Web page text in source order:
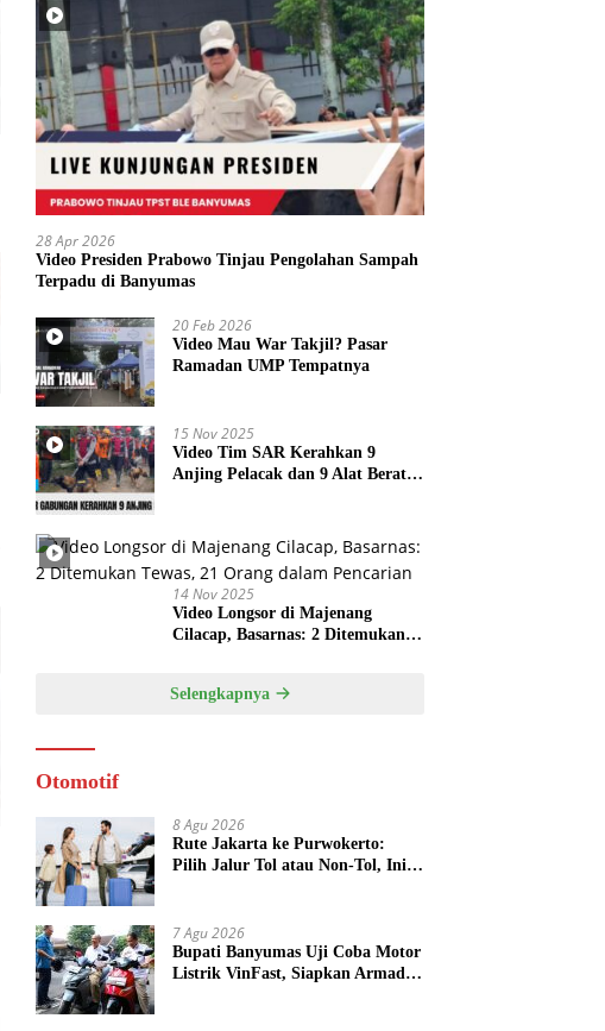
28 Apr 2026
Video Presiden Prabowo Tinjau Pengolahan Sampah
Terpadu di Banyumas
20 Feb 2026
Video Mau War Takjil? Pasar
Ramadan UMP Tempatnya
15 Nov 2025
Video Tim SAR Kerahkan 9
Anjing Pelacak dan 9 Alat Berat
14 Nov 2025
Video Longsor di Majenang
Cilacap, Basarnas: 2 Ditemukan
Selengkapnya
Otomotif
8 Agu 2026
Rute Jakarta ke Purwokerto:
Pilih Jalur Tol atau Non-Tol, Ini
7 Agu 2026
Bupati Banyumas Uji Coba Motor
Listrik VinFast, Siapkan Armada